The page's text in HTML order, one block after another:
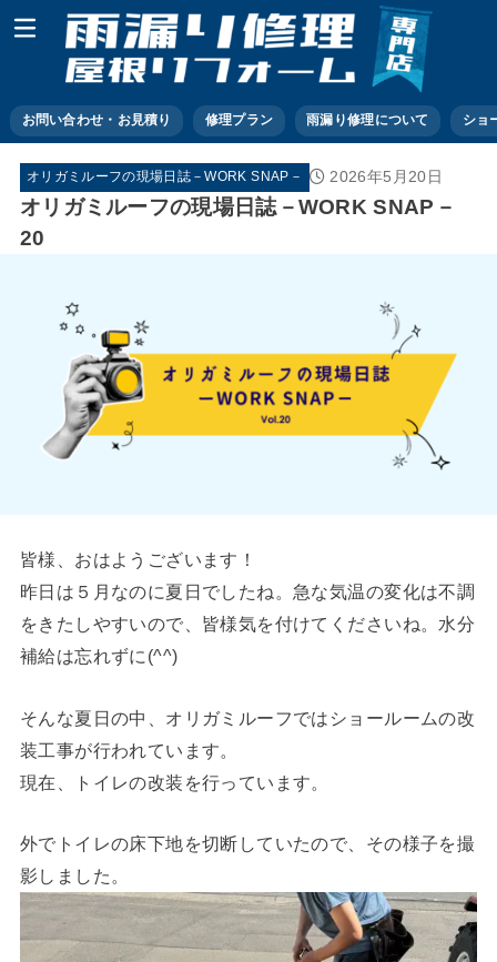
お問い合わせ・お見積り 修理プラン 雨漏り修理について ショ
オリガミルーフの現場日誌－WORK SNAP－ 2026年5月20日
オリガミルーフの現場日誌－WORK SNAP－
20
皆様、おはようございます！
昨日は５月なのに夏日でしたね。急な気温の変化は不調
をきたしやすいので、皆様気を付けてくださいね。水分
補給は忘れずに(^^)
そんな夏日の中、オリガミルーフではショールームの改
装工事が行われています。
現在、トイレの改装を行っています。
外でトイレの床下地を切断していたので、その様子を撮
影しました。